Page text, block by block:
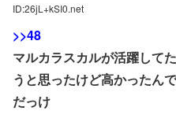
ID:26jL+kSI0.net
>>48
マルカラスカルが活躍して
うと思ったけど高かったん
だっけ